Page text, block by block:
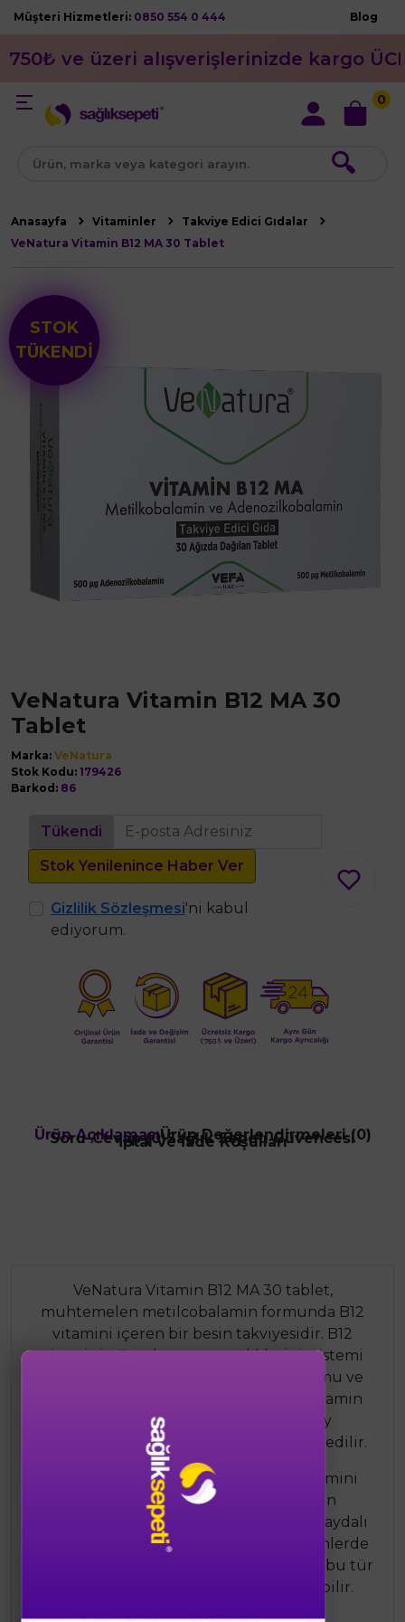
Müşteri Hizmetleri: 0850 554 0 444 Blog
750₺ ve üzeri alışverişlerinizde kargo
🔍
0
Anasayfa Vitaminler
Takviye Edici Gıdalar
VeNatura Vitamin B12 MA 30 Tablet
STOK
TÜKENDİ
VeNatura Vitamin B12 MA 30
Tablet
Marka: VeNatura
Stok Kodu: 179426
Barkod: 86
Tükendi
Stok Yenilenince Haber Ver
Gizlilik Sözleşmesi'ni kabul
ediyorum.
Ürün AçıklamasıÜrün Değerlendirmeleri (0)
Soru-Cevap (0)Sağlık Sepeti Güvencesi
İptal ve İade Koşulları
VeNatura Vitamin B12 MA 30 tablet,
muhtemelen metilcobalamin formunda B12
vitamini içeren bir besin takviyesidir. B12
vitamini, vücudunuzun sağlıklı sinir sistemi
fonksiyonu, kırmızı kan hücresi oluşumu ve
DNA sentezi için gereklidir. Metilcobalamin
formu, vücut tarafından daha kolay
kullanılabilir ve emilebilir olarak kabul edilir.
Bu vitamin takviyesi, özellikle B12 vitamini
eksikliği riski olan veya bu vitaminin
emiliminde zorluk yaşayan kişiler için faydalı
olabilir. Vegan veya vejetaryen beslenenlerde
B12 eksikliği yaygın olabilir, bu nedenle bu tür
takviyeler bu gruplar için önemli olabilir.